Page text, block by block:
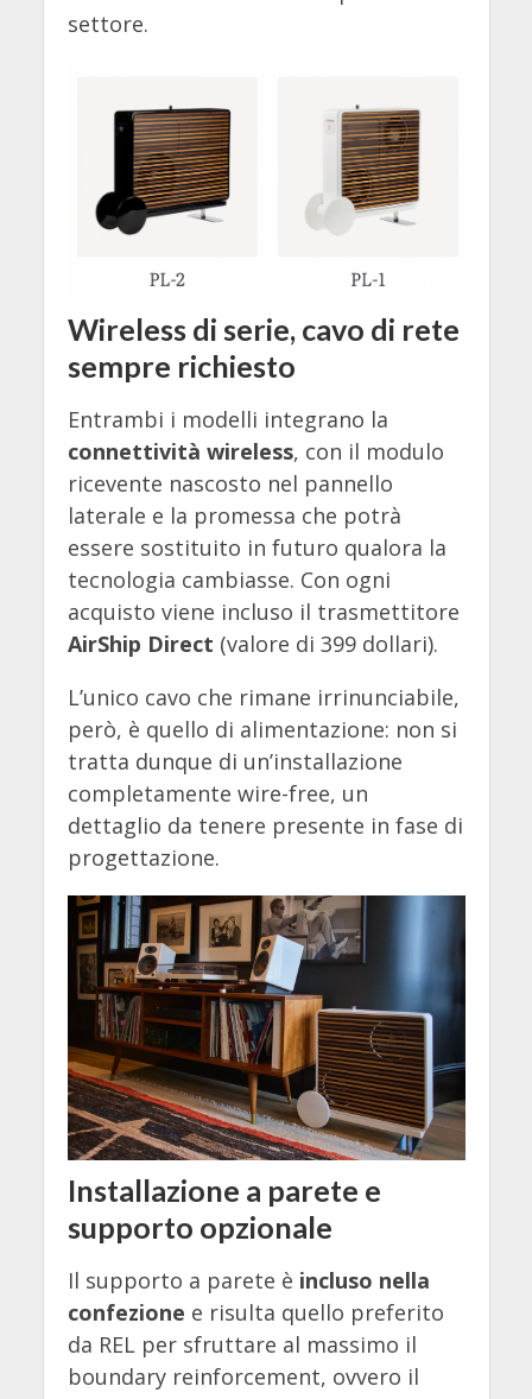
settore.
Wireless di serie, cavo di rete
sempre richiesto
Entrambi i modelli integrano la
connettività wireless, con il modulo
ricevente nascosto nel pannello
laterale e la promessa che potrà
essere sostituito in futuro qualora la
tecnologia cambiasse. Con ogni
acquisto viene incluso il trasmettitore
AirShip Direct (valore di 399 dollari).
L’unico cavo che rimane irrinunciabile,
però, è quello di alimentazione: non si
tratta dunque di un’installazione
completamente wire-free, un
dettaglio da tenere presente in fase di
progettazione.
Installazione a parete e
supporto opzionale
Il supporto a parete è incluso nella
confezione e risulta quello preferito
da REL per sfruttare al massimo il
boundary reinforcement, ovvero il